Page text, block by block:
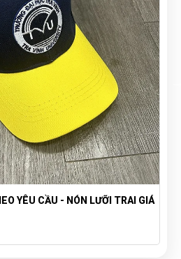
YÊU CẦU - NÓN LƯỠI TRAI GIÁ